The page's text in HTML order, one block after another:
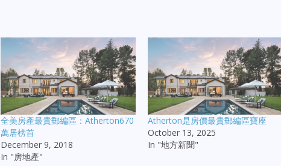
全美房產最貴郵編區：Atherton670
萬居榜首
December 9, 2018
In "房地產"
Atherton是房價最貴郵編區寶座
October 13, 2025
In "地方新聞"